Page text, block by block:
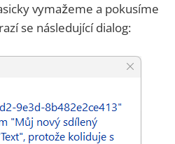
vymažeme a pokusíme
se následující dialog: